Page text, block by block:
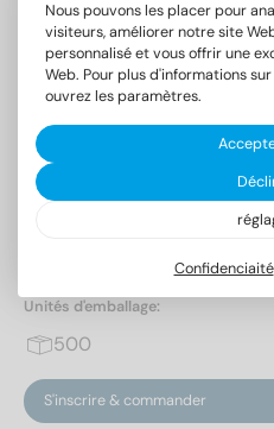
Vis à tête fraisée fendue
Unités d'emballage:
500
S'inscrire & commander
Nous pouvons les placer pour
visiteurs, améliorer notre site
personnalisé et vous offrir une
Web. Pour plus d'informations
ouvrez les paramètres.
Confidenciaité